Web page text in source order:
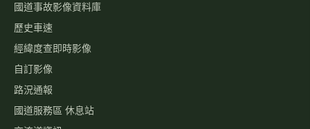
國道事故影像資料庫
歷史車速
經緯度查即時影像
自訂影像
路況通報
國道服務區 休息站